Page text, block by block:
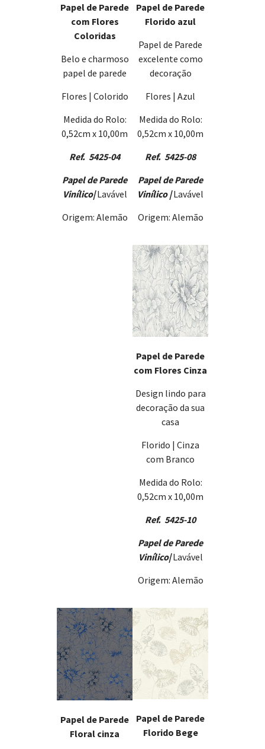
Papel de Parede
com Flores
Coloridas
Belo e charmoso
papel de parede
Flores | Colorido
Medida do Rolo:
0,52cm x 10,00m
Ref. 5425-04
Papel de Parede
Vinílico|Lavável
Origem: Alemão
Papel de Parede
Florido azul
Papel de Parede
excelente como
decoração
Flores | Azul
Medida do Rolo:
0,52cm x 10,00m
Ref. 5425-08
Papel de Parede
Vinílico |Lavável
Origem: Alemão
Papel de Parede
com Flores Cinza
Design lindo para
decoração da sua
casa
Florido | Cinza
com Branco
Medida do Rolo:
0,52cm x 10,00m
Ref. 5425-10
Papel de Parede
Vinílico|Lavável
Origem: Alemão
Papel de Parede
Floral cinza
Papel de Parede
Florido Bege